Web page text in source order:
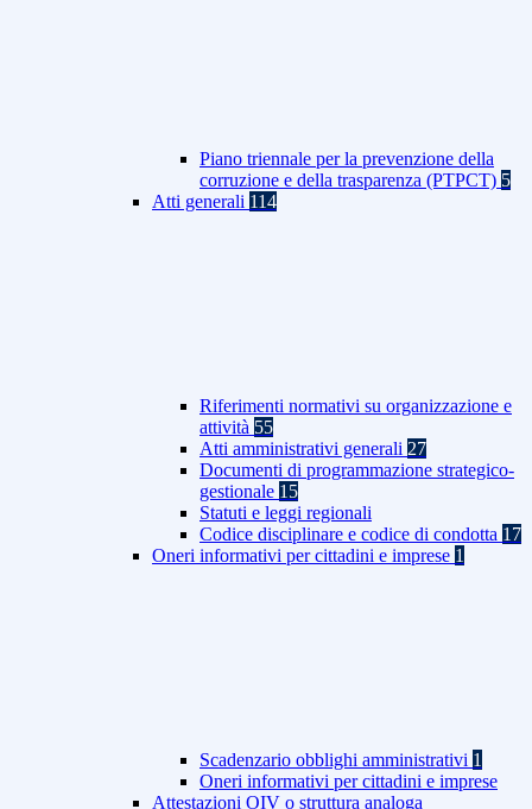
Piano triennale per la prevenzione della
corruzione e della trasparenza (PTPCT) 5
Atti generali 114
Riferimenti normativi su organizzazione e
attività 55
Atti amministrativi generali 27
Documenti di programmazione strategico-
gestionale 15
Statuti e leggi regionali
Codice disciplinare e codice di condotta 17
Oneri informativi per cittadini e imprese 1
Scadenzario obblighi amministrativi 1
Oneri informativi per cittadini e imprese
Attestazioni OIV o struttura analoga